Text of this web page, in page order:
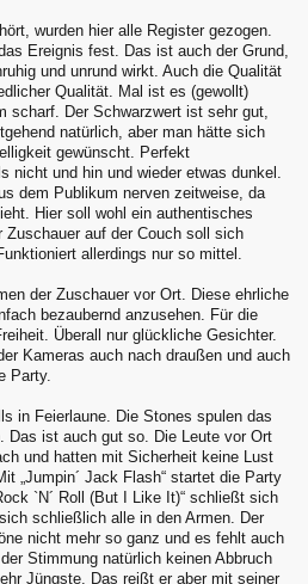
wurden hier alle Register gezogen.
Ereignis fest. Das ist auch der Grund,
und unrund wirkt. Auch die Qualität
Qualität. Mal ist es (gewollt)
scharf. Der Schwarzwert ist sehr gut,
natürlich, aber man hätte sich
gewünscht. Perfekt
nicht und hin und wieder etwas dunkel.
dem Publikum nerven zeitweise, da
Hier soll wohl ein authentisches
Zuschauer auf der Couch soll sich
allerdings nur so mittel.
der Zuschauer vor Ort. Diese ehrliche
bezaubernd anzusehen. Für die
Überall nur glückliche Gesichter.
Kameras auch nach draußen und auch
Party.
in Feierlaune. Die Stones spulen das
Das ist auch gut so. Die Leute vor Ort
und hatten mit Sicherheit keine Lust
„Jumpin´ Jack Flash“ startet die Party
`N´ Roll (But I Like It)“ schließt sich
schließlich alle in den Armen. Der
nicht mehr so ganz und es fehlt auch
Stimmung natürlich keinen Abbruch
Jüngste. Das reißt er aber mit seiner